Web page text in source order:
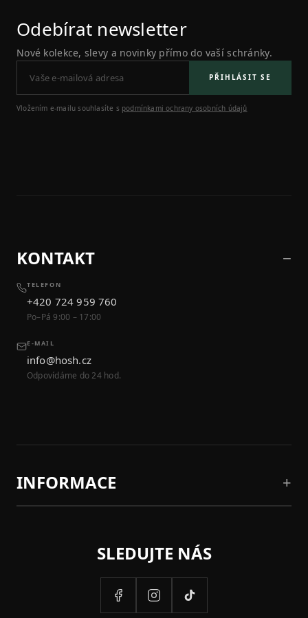
Odebírat newsletter
Nové kolekce, slevy a novinky přímo do vaší schránky.
PŘIHLÁSIT SE
Vložením e-mailu souhlasíte s podmínkami ochrany osobních údajů
KONTAKT
TELEFON
+420 724 959 760
Po–Pá 9:00 – 17:00
E-MAIL
info@hosh.cz
Odpovídáme do 24 hod.
INFORMACE
SLEDUJTE NÁS